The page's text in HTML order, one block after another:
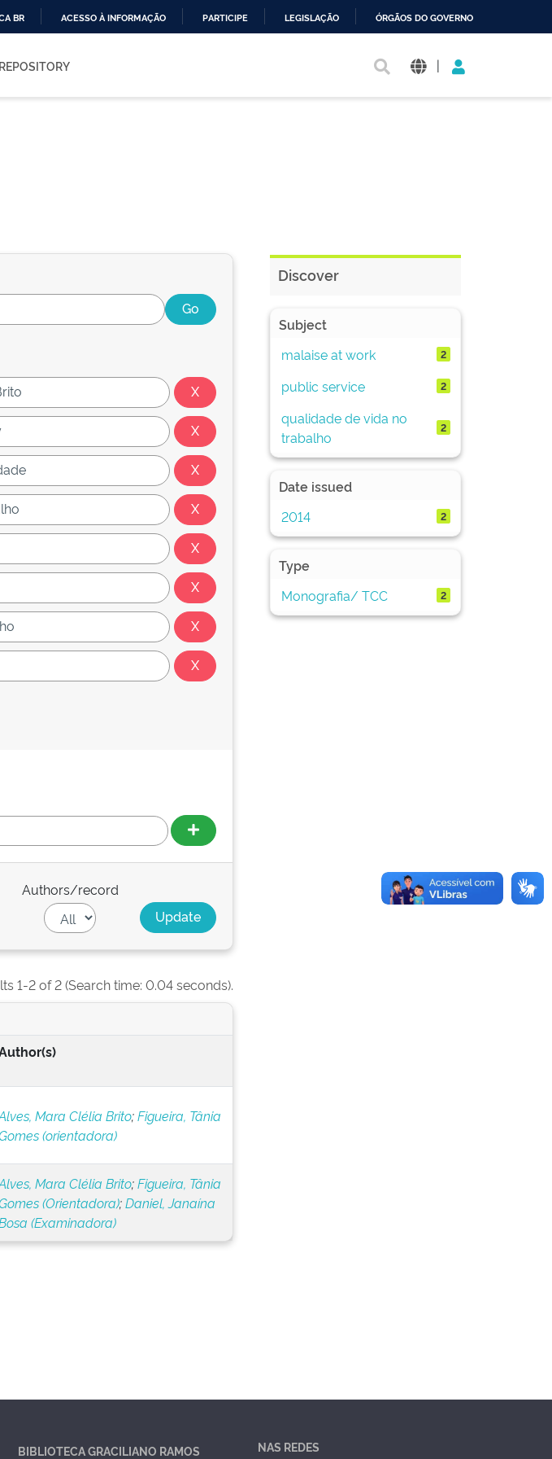
O
BR ACESSO À INFORMAÇÃO PARTICIPE LEGISLAÇÃO ÓRGÃOS DO GOVERNO
|
Authors/record
1-2 of 2 (Search time: 0.04 seconds).
Mara Clélia Brito;Figueira, Tânia
(orientadora)
Mara Clélia Brito;Figueira, Tânia
(Orientadora);Daniel, Janaína
(Examinadora)
Discover
Subject
malaise at work
2
public service 2
qualidade de vida no
trabalho
2
Date issued
2014
2
Type
Monografia/ TCC
2
BIBLIOTECA GRACILIANO RAMOS NAS REDES